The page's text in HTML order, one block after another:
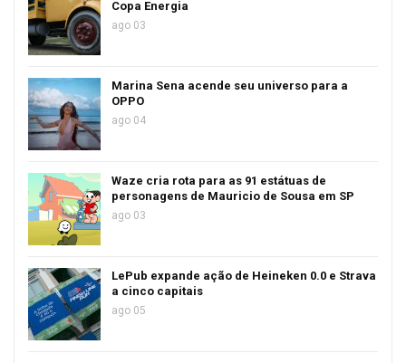
Copa Energia
ago 03
Marina Sena acende seu universo para a
OPPO
ago 04
Waze cria rota para as 91 estátuas de
personagens de Mauricio de Sousa em SP
ago 03
LePub expande ação de Heineken 0.0 e Strava
a cinco capitais
ago 05